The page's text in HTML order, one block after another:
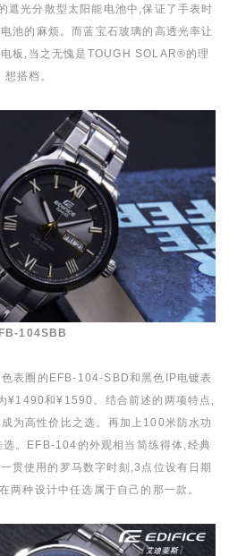
遮光分散型太阳能电池中,保证了手表时
池的麻烦。而蓝宝石玻璃的高透光率让
板,当之无愧是TOUGH SOLAR®的理
想搭档。
104SBB
表圈的EFB-104-SBD和黑色IP电镀表
¥1490和¥1590。结合前述的两项特点,
为高性价比之选。再加上100米防水功
。EFB-104的外观相当简练得体,经典
贯使用的罗马数字时刻,3点位设有日期
两种设计中任选属于自己的那一款。